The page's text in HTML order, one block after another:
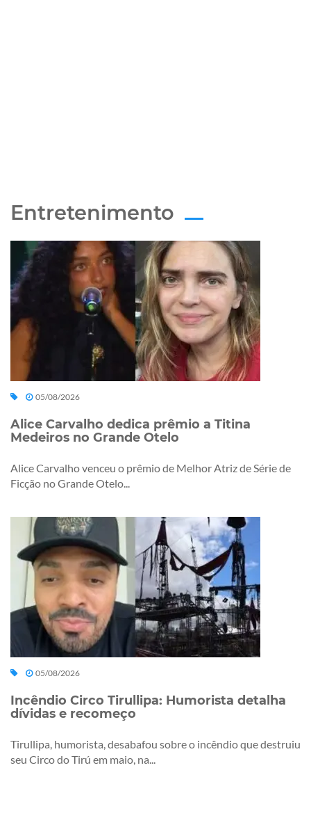
Entretenimento
05/08/2026
Alice Carvalho dedica prêmio a Titina
Medeiros no Grande Otelo
Alice Carvalho venceu o prêmio de Melhor Atriz de Série de
Ficção no Grande Otelo...
05/08/2026
Incêndio Circo Tirullipa: Humorista detalha
dívidas e recomeço
Tirullipa, humorista, desabafou sobre o incêndio que destruiu
seu Circo do Tirú em maio, na...